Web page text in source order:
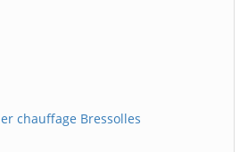
chauffage Bressolles